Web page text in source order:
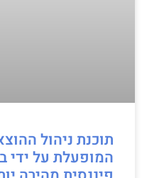
תוכנת ניהול
המופעלת על ידי